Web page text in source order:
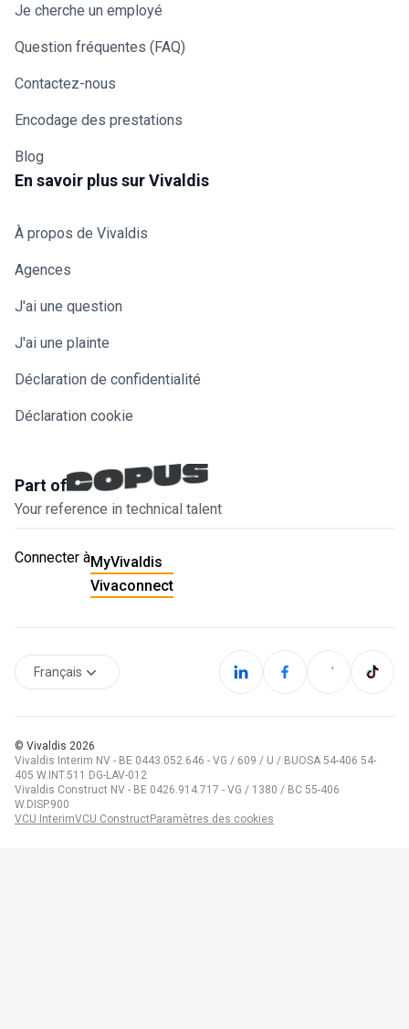
Je cherche un employé
Question fréquentes (FAQ)
Contactez-nous
Encodage des prestations
Blog
En savoir plus sur Vivaldis
À propos de Vivaldis
Agences
J'ai une question
J'ai une plainte
Déclaration de confidentialité
Déclaration cookie
Part of
Your reference in technical talent
Connecter àMyVivaldis
Vivaconnect
Français
© Vivaldis 2026
Vivaldis Interim NV - BE 0443.052.646 - VG / 609 / U / BUOSA 54-406 54-
405 W.INT.511 DG-LAV-012
Vivaldis Construct NV - BE 0426.914.717 - VG / 1380 / BC 55-406
W.DISP.900
VCU InterimVCU Construct Paramètres des cookies